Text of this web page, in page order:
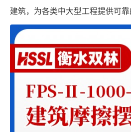
建筑，为各类中大型工程提供可靠